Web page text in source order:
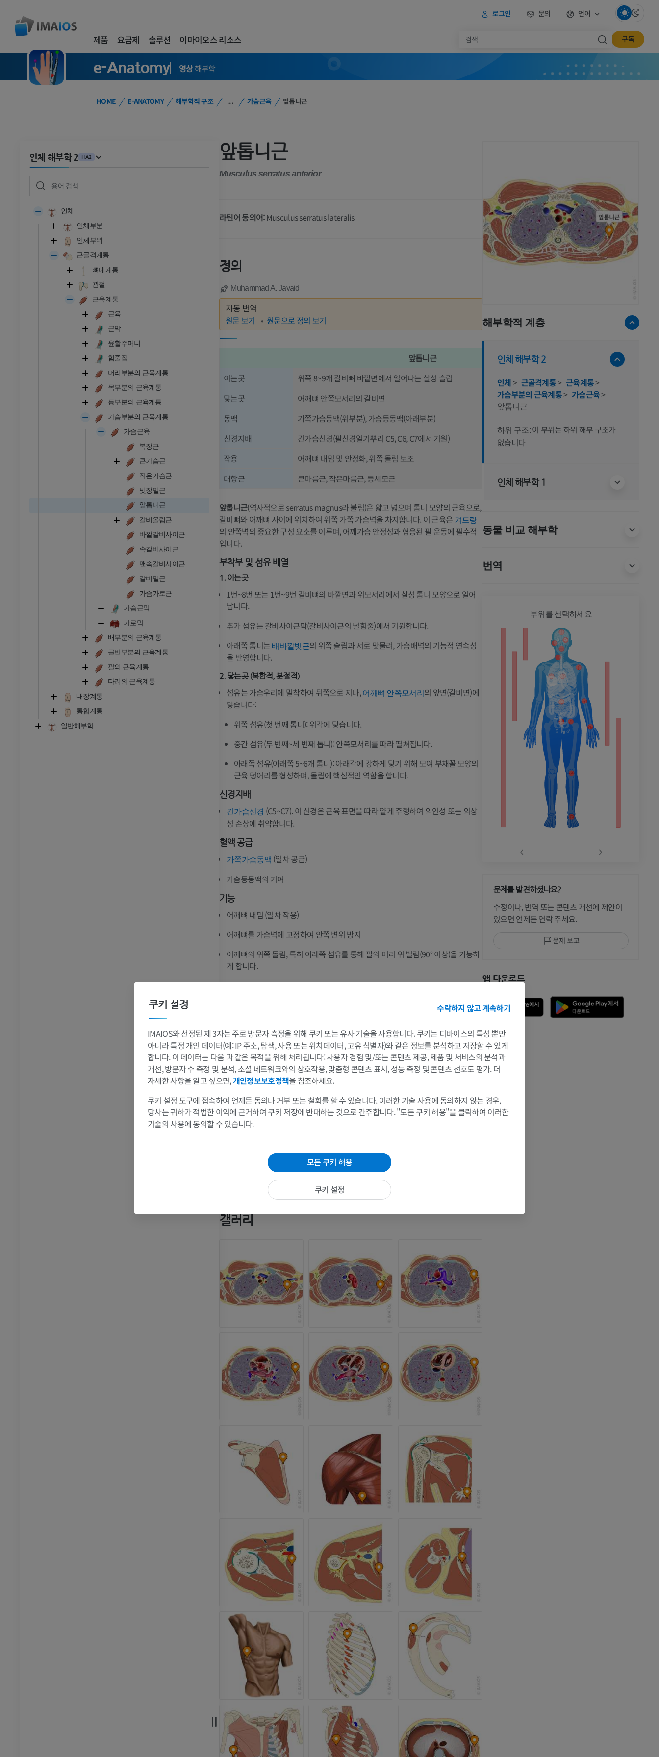
로그인 문의 언어
제품 요금제 솔루션 이마이오스 리소스 구독
e-Anatomy 영상해부학
HOME E-ANATOMY 해부학적 구조 ... 가슴근육 앞톱니근
인체 해부학 2 HA2
인체
인체부분
인체부위
근골격계통
뼈대계통
관절
근육계통
근육
근막
윤활주머니
힘줄집
머리부분의 근육계통
목부분의 근육계통
등부분의 근육계통
가슴부분의 근육계통
가슴근육
복장근
큰가슴근
작은가슴근
빗장밑근
앞톱니근
갈비올림근
바깥갈비사이근
속갈비사이근
맨속갈비사이근
갈비밑근
가슴가로근
가슴근막
가로막
배부분의 근육계통
골반부분의 근육계통
팔의 근육계통
다리의 근육계통
내장계통
통합계통
일반해부학
앞톱니근
Musculus serratus anterior
라틴어 동의어:Musculus serratus lateralis
정의
Muhammad A. Javaid
자동 번역
원문 보기 원문으로 정의 보기
앞톱니근
이는곳
위쪽 8~9개 갈비뼈 바깥면에서 일어나는 살성 슬립
닿는곳
어깨뼈 안쪽모서리의 갈비면
동맥
가쪽가슴동맥(위부분), 가슴등동맥(아래부분)
신경지배
긴가슴신경(팔신경얼기뿌리 C5, C6, C7에서 기원)
작용
어깨뼈 내밈 및 안정화, 위쪽 돌림 보조
대항근
큰마름근, 작은마름근, 등세모근
앞톱니근(역사적으로 serratus magnus라 불림)은 얇고 넓으며 톱니 모양의 근육으로,
갈비뼈와 어깨뼈 사이에 위치하여 위쪽 가쪽 가슴벽을 차지합니다. 이 근육은 겨드랑
의 안쪽벽의 중요한 구성 요소를 이루며, 어깨가슴 안정성과 협응된 팔 운동에 필수적
입니다.
부착부 및 섬유 배열
1. 이는곳
1번~8번 또는 1번~9번 갈비뼈의 바깥면과 위모서리에서 살성 톱니 모양으로 일어
납니다.
추가 섬유는 갈비사이근막(갈비사이근의 널힘줄)에서 기원합니다.
아래쪽 톱니는배바깥빗근의 위쪽 슬립과 서로 맞물려, 가슴배벽의 기능적 연속성
을 반영합니다.
2. 닿는곳 (복합적, 분절적)
섬유는 가슴우리에 밀착하여 뒤쪽으로 지나,어깨뼈 안쪽모서리의 앞면(갈비면)에
닿습니다:
위쪽 섬유(첫 번째 톱니): 위각에 닿습니다.
중간 섬유(두 번째~세 번째 톱니): 안쪽모서리를 따라 펼쳐집니다.
아래쪽 섬유(아래쪽 5~6개 톱니): 아래각에 강하게 닿기 위해 모여 부채꼴 모양의
근육 덩어리를 형성하며, 돌림에 핵심적인 역할을 합니다.
신경지배
긴가슴신경 (C5~C7). 이 신경은 근육 표면을 따라 얕게 주행하여 의인성 또는 외상
성 손상에 취약합니다.
혈액 공급
가쪽가슴동맥 (일차 공급)
가슴등동맥의 기여
기능
어깨뼈 내밈 (일차 작용)
어깨뼈를 가슴벽에 고정하여 안쪽 변위 방지
어깨뼈의 위쪽 돌림, 특히 아래쪽 섬유를 통해 팔의 머리 위 벌림(90° 이상)을 가능하
게 합니다.
어깨뼈가 고정된 경우 호흡 보조근으로 작용합니다.
날개어깨뼈 발생 (안쪽모서리와 아래각의 돌출)
머리 위 벌림 장애
겨드랑 수술, 가슴 외상, 또는 반복적 긴장 시 손상에 취약합니다.
이 번역에 오류가 있나요? 보고하기
Lung K, St Lucia K, Lui F. Anatomy, Thorax, Serratus Anterior Muscles. [Updated 2024 Sep 10]. In:
StatPearls [Internet]. Treasure Island (FL): StatPearls Publishing; 2026 Jan. Available from:
https://www.ncbi.nlm.nih.gov/books/NBK531457/
갤러리
해부학적 계층
인체 해부학 2
인체> 근골격계통> 근육계통>
가슴부분의 근육계통> 가슴근육>
앞톱니근
하위 구조: 이 부위는 하위 해부 구조가
없습니다
인체 해부학 1
동물 비교 해부학
번역
발목 - 발
발목 MRI
MRI
프리미엄
MRI
어깨 MRI
MRI
손목 MRI
프리미엄
MRI
프리미엄
MRI
방사선 사진
팔
삽화
가시인간프로젝트
사진
프리미엄
삽화
다리 방사선 촬영
다리 MRI
프리미엄
MRI
발목 및 발뒤부 MRI
다리 CTA
CT
다리 동맥 및 뼈
CT
부위를 선택하세요
‹ ›
문제를 발견하셨나요?
수정이나, 번역 또는 콘텐츠 개선에 제안이
있으면 언제든 연락 주세요.
문제 보고
앱 다운로드
쿠키 설정 수락하지 않고 계속하기
IMAIOS와 선정된 제 3자는 주로 방문자 측정을 위해 쿠키 또는 유사 기술을 사용합니다. 쿠키는 디바이스의 특성 뿐만
아니라 특정 개인 데이터(예: IP 주소, 탐색, 사용 또는 위치데이터, 고유 식별자)와 같은 정보를 분석하고 저장할 수 있게
합니다. 이 데이터는 다음 과 같은 목적을 위해 처리됩니다: 사용자 경험 및/또는 콘텐츠 제공, 제품 및 서비스의 분석과
개선, 방문자 수 측정 및 분석, 소셜 네트워크와의 상호작용, 맞춤형 콘텐츠 표시, 성능 측정 및 콘텐츠 선호도 평가. 더
자세한 사항을 알고 싶으면,개인정보보호정책을 참조하세요.
쿠키 설정 도구에 접속하여 언제든 동의나 거부 또는 철회를 할 수 있습니다. 이러한 기술 사용에 동의하지 않는 경우,
당사는 귀하가 적법한 이익에 근거하여 쿠키 저장에 반대하는 것으로 간주합니다. "모든 쿠키 허용"을 클릭하여 이러한
기술의 사용에 동의할 수 있습니다.
모든 쿠키 허용
쿠키 설정